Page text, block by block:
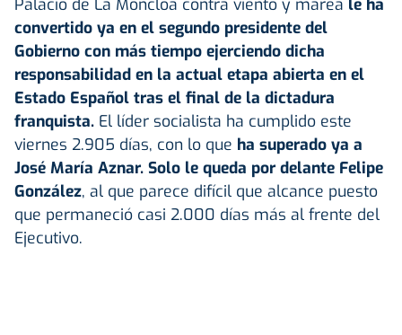
convertido ya en el segundo presidente del
Gobierno con más tiempo ejerciendo dicha
responsabilidad en la actual etapa abierta en el
Estado Español tras el final de la dictadura
franquista. El líder socialista ha cumplido este
viernes 2.905 días, con lo que ha superado ya a
José María Aznar. Solo le queda por delante Felipe
González, al que parece difícil que alcance puesto
que permaneció casi 2.000 días más al frente del
Ejecutivo.